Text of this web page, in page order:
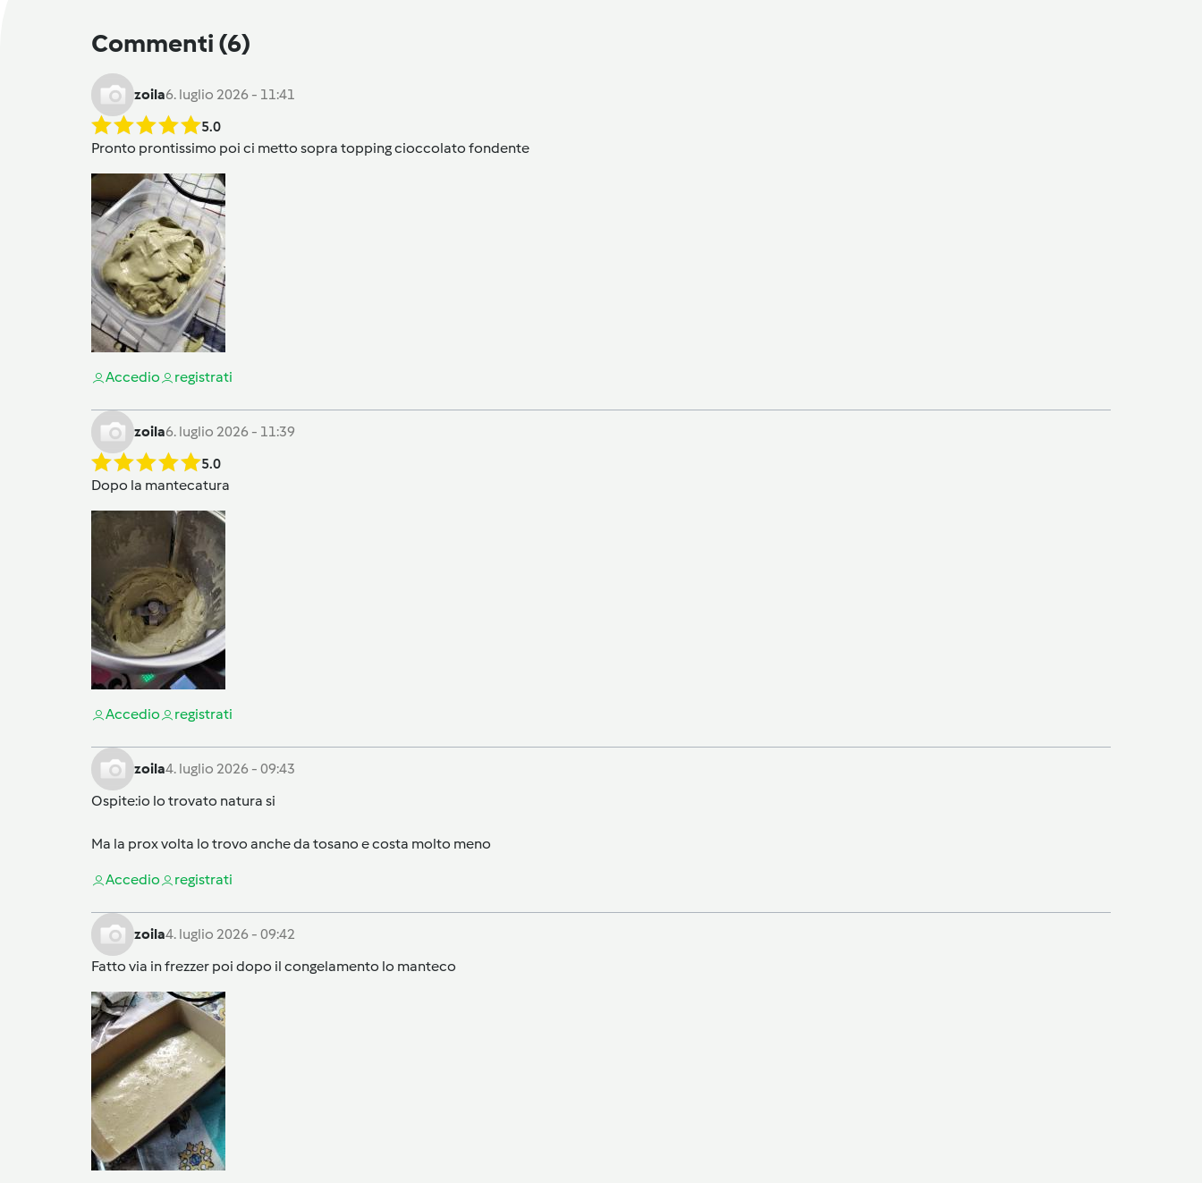
Commenti (6)
zoila6. luglio 2026 - 11:41
5.0
Pronto prontissimo poi ci metto sopra topping cioccolato fondente
Accedio registrati
zoila6. luglio 2026 - 11:39
5.0
Dopo la mantecatura
Accedio registrati
zoila4. luglio 2026 - 09:43
Ospite:io lo trovato natura si
Ma la prox volta lo trovo anche da tosano e costa molto meno
Accedio registrati
zoila4. luglio 2026 - 09:42
Fatto via in frezzer poi dopo il congelamento lo manteco